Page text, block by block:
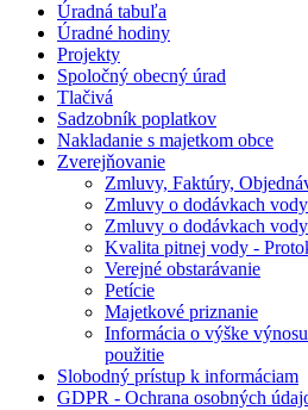
Úradná tabuľa
Úradné hodiny
Projekty
Spoločný obecný úrad
Tlačivá
Sadzobník poplatkov
Nakladanie s majetkom obce
Zverejňovanie
Zmluvy, Faktúry,
Zmluvy o dodávkach
Zmluvy o dodávkach
Kvalita pitnej vody -
Verejné obstarávanie
Petície
Majetkové priznanie
Informácia o výške
použitie
Slobodný prístup k informáciam
GDPR - Ochrana osobných